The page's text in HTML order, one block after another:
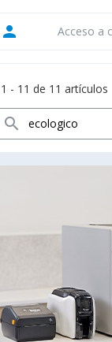
person Acceso a
- 11 de 11 artículos
search